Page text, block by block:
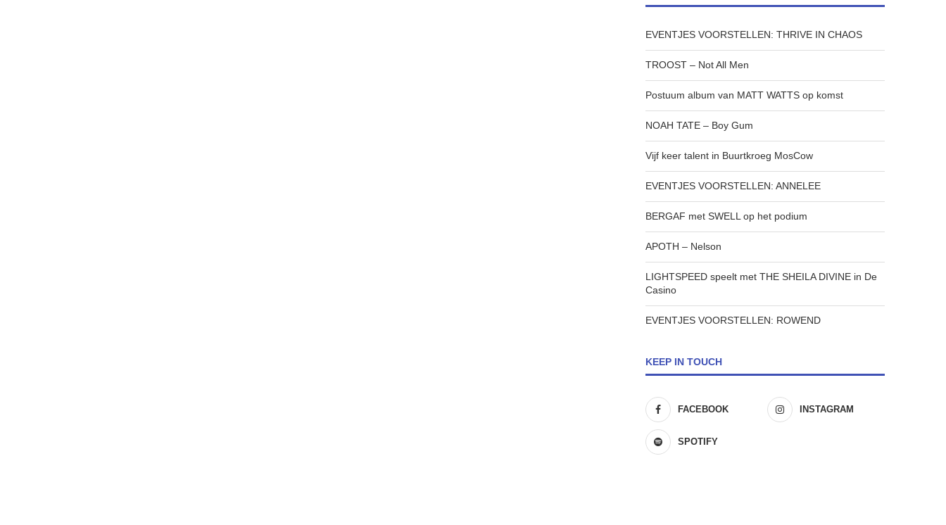
EVENTJES VOORSTELLEN: THRIVE IN CHAOS
TROOST – Not All Men
Postuum album van MATT WATTS op komst
NOAH TATE – Boy Gum
Vijf keer talent in Buurtkroeg MosCow
EVENTJES VOORSTELLEN: ANNELEE
BERGAF met SWELL op het podium
APOTH – Nelson
LIGHTSPEED speelt met THE SHEILA DIVINE in De
Casino
EVENTJES VOORSTELLEN: ROWEND
KEEP IN TOUCH
FACEBOOK INSTAGRAM
SPOTIFY